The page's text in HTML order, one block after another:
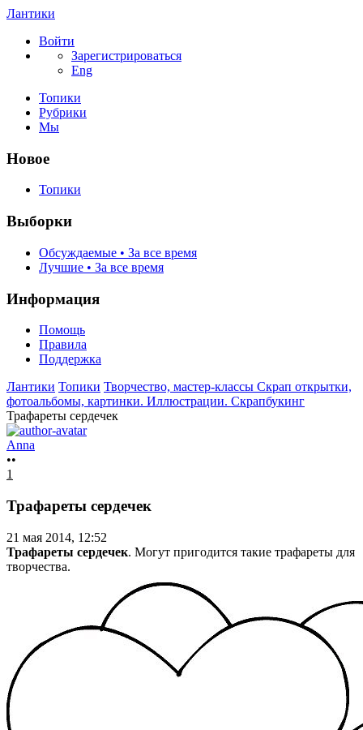
Лантики
Войти
Зарегистрироваться
Eng
Топики
Рубрики
Мы
Новое
Топики
Выборки
Обсуждаемые • За все время
Лучшие • За все время
Информация
Помощь
Правила
Поддержка
Лантики Топики Творчество, мастер-классы Скрап открытки,
фотоальбомы, картинки. Иллюстрации. Cкрапбукинг
Трафареты сердечек
Anna
••
1
Трафареты сердечек
21 мая 2014, 12:52
Трафареты сердечек. Могут пригодится такие трафареты для
творчества.